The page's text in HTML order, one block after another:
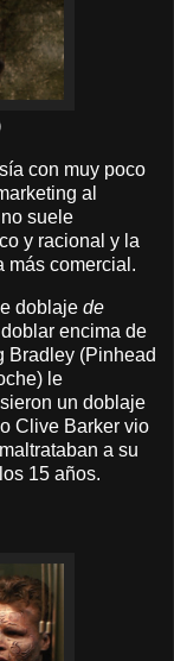
con muy poco
al
suele
y racional y la
más comercial.
doblaje de
encima de
Bradley (Pinhead
le
un doblaje
Clive Barker vio
a su
15 años.